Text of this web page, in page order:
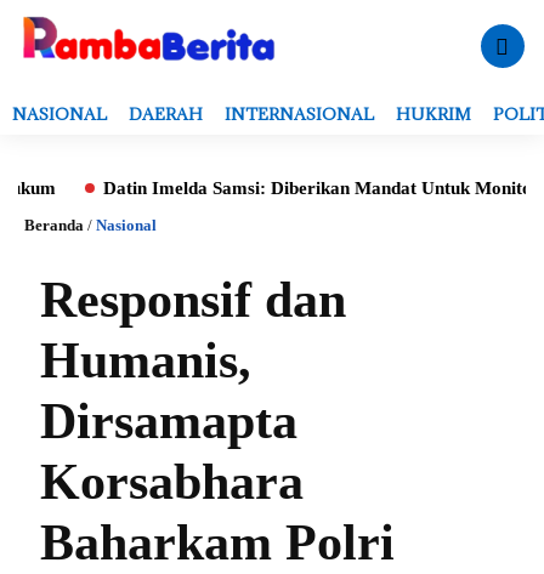
NASIONAL DAERAH INTERNASIONAL HUKRIM
Datin Imelda Samsi: Diberikan Mandat Untuk Monitoring
Beranda / Nasional
Responsif dan
Humanis,
Dirsamapta
Korsabhara
Baharkam Polri